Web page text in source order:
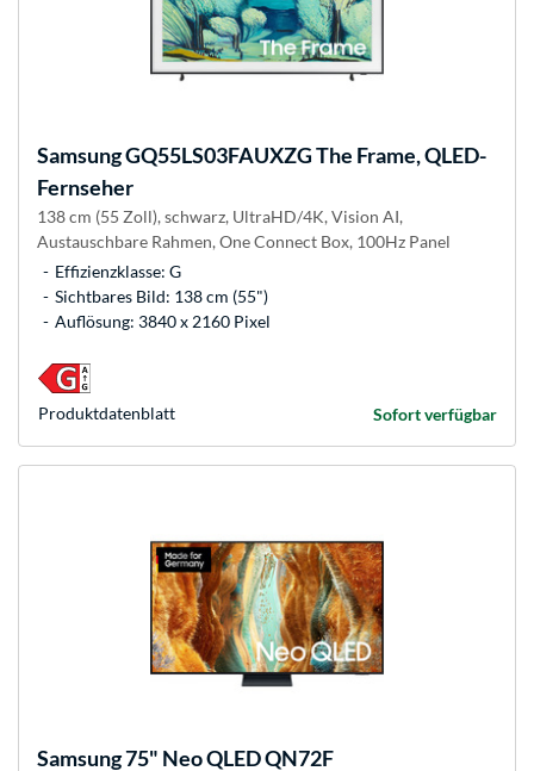
SamsungGQ55LS03FAUXZG The Frame, QLED-
Fernseher
138 cm (55 Zoll), schwarz, UltraHD/4K, Vision AI,
Austauschbare Rahmen, One Connect Box, 100Hz Panel
Effizienzklasse: G
Sichtbares Bild: 138 cm (55")
Auflösung: 3840 x 2160 Pixel
Sofort verfügbar
Produkt­datenblatt
Samsung75" Neo QLED QN72F